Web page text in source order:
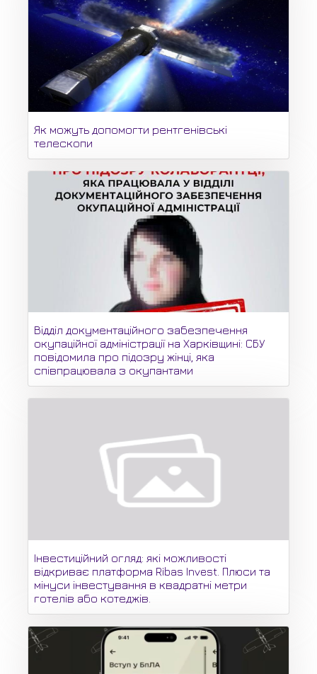
Як можуть допомогти рентгенівські
телескопи
Відділ документаційного забезпечення
окупаційної адміністрації на Харківщині: СБУ
повідомила про підозру жінці, яка
співпрацювала з окупантами
Інвестиційний огляд: які можливості
відкриває платформа Ribas Invest. Плюси та
мінуси інвестування в квадратні метри
готелів або котеджів.